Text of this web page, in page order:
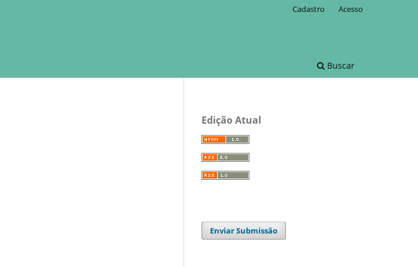
Buscar
Cadastro Acesso
Edição Atual
Enviar Submissão